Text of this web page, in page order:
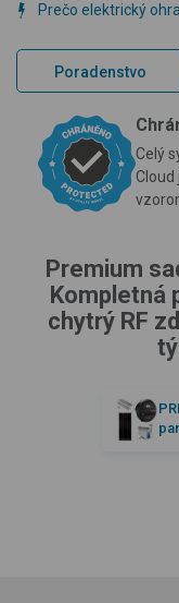
Prečo elektrický
Poradenstvo
Celý
Premium
Kompletná
chytrý RF